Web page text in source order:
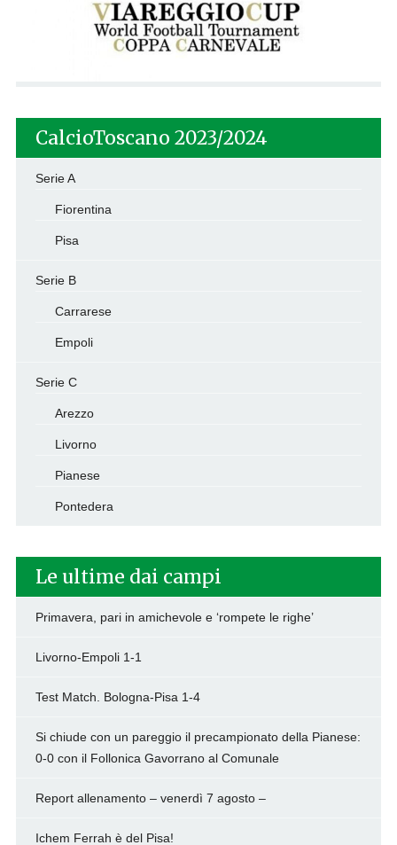
CalcioToscano 2023/2024
Serie A
Fiorentina
Pisa
Serie B
Carrarese
Empoli
Serie C
Arezzo
Livorno
Pianese
Pontedera
Le ultime dai campi
Primavera, pari in amichevole e ‘rompete le righe’
Livorno-Empoli 1-1
Test Match. Bologna-Pisa 1-4
Si chiude con un pareggio il precampionato della Pianese:
0-0 con il Follonica Gavorrano al Comunale
Report allenamento – venerdì 7 agosto –
Ichem Ferrah è del Pisa!